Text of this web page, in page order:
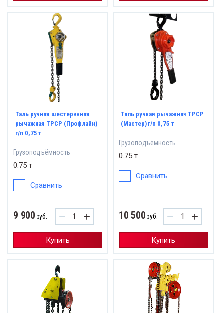
Таль ручная шестеренная
рычажная ТРСР (Профлайн)
г/п 0,75 т
Грузоподъёмность
0.75 т
Сравнить
9 900 руб. − +
Купить
Таль ручная рычажная ТРСР
(Мастер) г/п 0,75 т
Грузоподъёмность
0.75 т
Сравнить
10 500руб. − +
Купить